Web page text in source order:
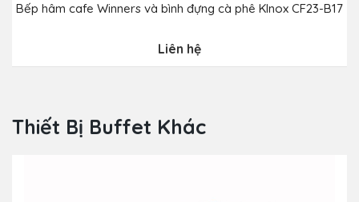
Bếp hâm cafe Winners và bình đựng cà phê Klnox CF23-B17
Liên hệ
Thiết Bị Buffet Khác